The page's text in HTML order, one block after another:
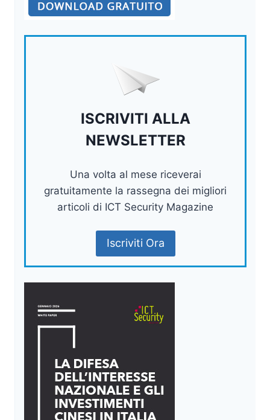
ISCRIVITI ALLA
NEWSLETTER
Una volta al mese riceverai
gratuitamente la rassegna dei migliori
articoli di ICT Security Magazine
Iscriviti Ora